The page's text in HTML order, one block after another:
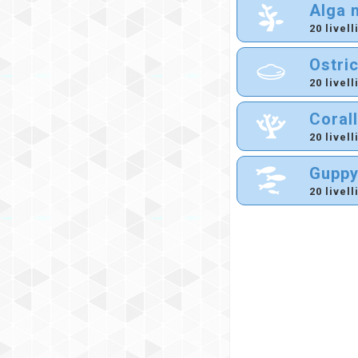
Alga
20 livelli
20 livelli
20 livelli
Guppy
20 livelli